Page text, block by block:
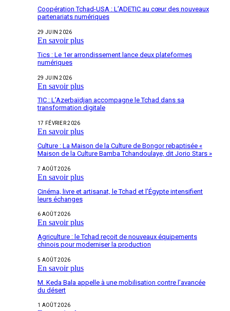
Coopération Tchad-USA : L’ADETIC au cœur des nouveaux
partenariats numériques
29 JUIN 2026
En savoir plus
Tics : Le 1er arrondissement lance deux plateformes
numériques
29 JUIN 2026
En savoir plus
TIC : L’Azerbaïdjan accompagne le Tchad dans sa
transformation digitale
17 FÉVRIER 2026
En savoir plus
Culture : La Maison de la Culture de Bongor rebaptisée «
Maison de la Culture Bamba Tchandoulaye, dit Jorio Stars »
7 AOÛT 2026
En savoir plus
Cinéma, livre et artisanat, le Tchad et l’Égypte intensifient
leurs échanges
6 AOÛT 2026
En savoir plus
Agriculture : le Tchad reçoit de nouveaux équipements
chinois pour moderniser la production
5 AOÛT 2026
En savoir plus
M. Keda Bala appelle à une mobilisation contre l’avancée
du désert
1 AOÛT 2026